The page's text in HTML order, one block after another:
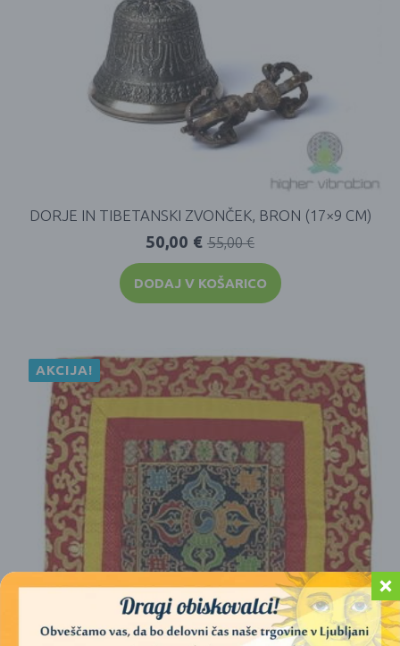
DORJE IN TIBETANSKI ZVONČEK, BRON (17×9 CM)
55,00€
50,00 €
DODAJ V KOŠARICO
AKCIJA!